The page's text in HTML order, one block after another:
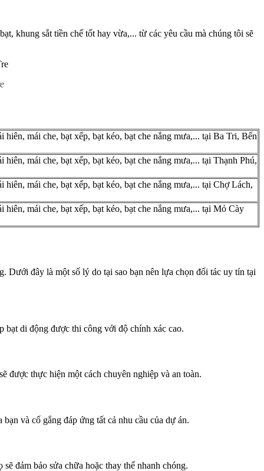
khung sắt tiền chế tốt hay vừa,... từ các yêu cầu mà chúng tôi sẽ
hiên, mái che, bạt xếp, bạt kéo, bạt che nắng mưa,... tại Ba Tri, Bến
hiên, mái che, bạt xếp, bạt kéo, bạt che nắng mưa,... tại Thạnh Phú,
hiên, mái che, bạt xếp, bạt kéo, bạt che nắng mưa,... tại Chợ Lách,
hiên, mái che, bạt xếp, bạt kéo, bạt che nắng mưa,... tại Mỏ Cày
Dưới đây là một số lý do tại sao bạn nên lựa chọn đối tác uy tín tại
bạt di động được thi công với độ chính xác cao.
thực hiện một cách chuyên nghiệp và an toàn.
và cố gắng đáp ứng tất cả nhu cầu của dự án.
đảm bảo sửa chữa hoặc thay thế nhanh chóng.